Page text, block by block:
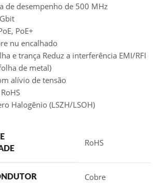
de desempenho de 500 MHz
PoE+
nu encalhado
e trança Reduz a interferência EMI/RFI
de metal)
alívio de tensão
Halogênio (LSZH/LSOH)
RoHS
Cobre